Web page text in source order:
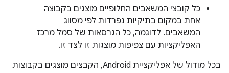
כל קובצי המשאבים החלופיים מוצגים בקבוצה
אחת במקום בתיקיות נפרדות לפי מסווג
המשאבים. לדוגמה, כל הגרסאות של סמל מרכז
האפליקציות עם צפיפות מוצגות זו לצד זו.
בכל מודול של אפליקציית Android, הקבצים מוצגים בקבוצות